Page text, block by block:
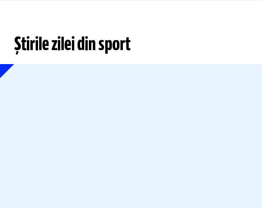
Știrile zilei din sport